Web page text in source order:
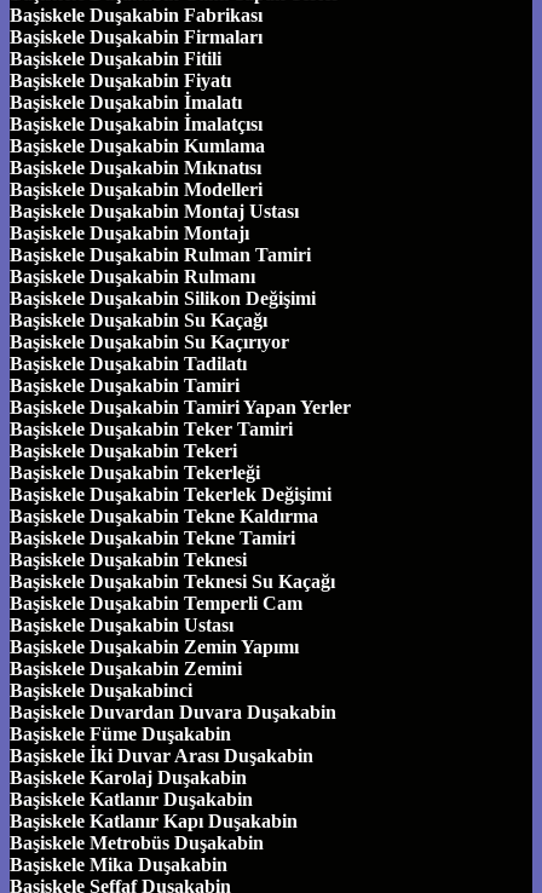
Başiskele Duşakabin Fabrikası
Başiskele Duşakabin Firmaları
Başiskele Duşakabin Fitili
Başiskele Duşakabin Fiyatı
Başiskele Duşakabin İmalatı
Başiskele Duşakabin İmalatçısı
Başiskele Duşakabin Kumlama
Başiskele Duşakabin Mıknatısı
Başiskele Duşakabin Modelleri
Başiskele Duşakabin Montaj Ustası
Başiskele Duşakabin Montajı
Başiskele Duşakabin Rulman Tamiri
Başiskele Duşakabin Rulmanı
Başiskele Duşakabin Silikon Değişimi
Başiskele Duşakabin Su Kaçağı
Başiskele Duşakabin Su Kaçırıyor
Başiskele Duşakabin Tadilatı
Başiskele Duşakabin Tamiri
Başiskele Duşakabin Tamiri Yapan Yerler
Başiskele Duşakabin Teker Tamiri
Başiskele Duşakabin Tekeri
Başiskele Duşakabin Tekerleği
Başiskele Duşakabin Tekerlek Değişimi
Başiskele Duşakabin Tekne Kaldırma
Başiskele Duşakabin Tekne Tamiri
Başiskele Duşakabin Teknesi
Başiskele Duşakabin Teknesi Su Kaçağı
Başiskele Duşakabin Temperli Cam
Başiskele Duşakabin Ustası
Başiskele Duşakabin Zemin Yapımı
Başiskele Duşakabin Zemini
Başiskele Duşakabinci
Başiskele Duvardan Duvara Duşakabin
Başiskele Füme Duşakabin
Başiskele İki Duvar Arası Duşakabin
Başiskele Karolaj Duşakabin
Başiskele Katlanır Duşakabin
Başiskele Katlanır Kapı Duşakabin
Başiskele Metrobüs Duşakabin
Başiskele Mika Duşakabin
Başiskele Şeffaf Duşakabin